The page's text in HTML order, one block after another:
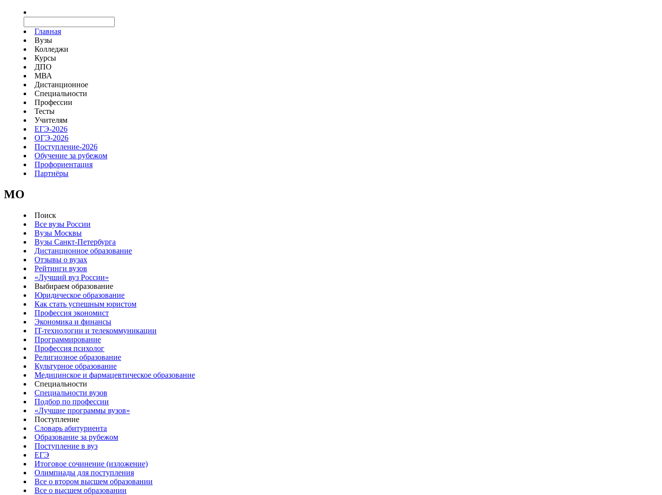
Главная
Вузы
Колледжи
Курсы
ДПО
МВА
Дистанционное
Специальности
Профессии
Тесты
Учителям
ЕГЭ-2026
ОГЭ-2026
Поступление-2026
Обучение за рубежом
Профориентация
Партнёры
MO
Поиск
Все вузы России
Вузы Москвы
Вузы Санкт-Петербурга
Дистанционное образование
Отзывы о вузах
Рейтинги вузов
«Лучший вуз России»
Выбираем образование
Юридическое образование
Как стать успешным юристом
Профессия экономист
Экономика и финансы
IT-технологии и телекоммуникации
Программирование
Профессия психолог
Религиозное образование
Культурное образование
Медицинское и фармацевтическое образование
Специальности
Специальности вузов
Подбор по профессии
«Лучшие программы вузов»
Поступление
Словарь абитуриента
Образование за рубежом
Поступление в вуз
ЕГЭ
Итоговое сочинение (изложение)
Олимпиады для поступления
Все о втором высшем образовании
Все о высшем образовании